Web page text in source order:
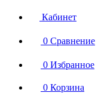
Кабинет
0 Сравнение
0 Избранное
0 Корзина